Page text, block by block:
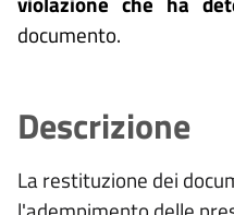
documento.
Descrizione
La restituzione dei